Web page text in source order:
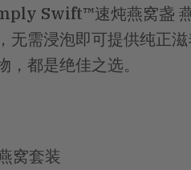
Swift™速炖燕窝盏
无需浸泡即可提供纯正
，都是绝佳之选。
窝套装